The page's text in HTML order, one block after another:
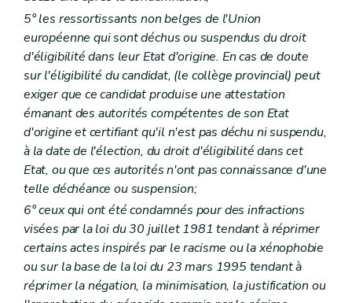
Art. 106
Art. 107
Chapitre IX De la tutelle administrative
Section première Dispositions générales– Décret du 2 avril 1998 , art. 28, 1°)
Art. 108
Art. 109
Art. 110
Art. 110bis
Section 2 De la tutelle générale sur les (centres publics d'action sociale) et les hôpitaux qui en dépendent
Art. 111
Art. 112bis
Section 3 De l'envoi d'un commissaire spécial
Art. 113
Chapitre X
Du contentieux et des actions judiciaires
Art. 114
Art. 115
Art. 115bis
Art. 115ter
Chapitre XI
Du conseil supérieur de l'aide sociale et du service d'étude
5° les ressortissants non belges de l'Union
européenne qui sont déchus ou suspendus du droit
d'éligibilité dans leur Etat d'origine. En cas de doute
sur l'éligibilité du candidat, (le collège provincial) peut
exiger que ce candidat produise une attestation
émanant des autorités compétentes de son Etat
d'origine et certifiant qu'il n'est pas déchu ni suspendu,
à la date de l'élection, du droit d'éligibilité dans cet
Etat, ou que ces autorités n'ont pas connaissance d'une
telle déchéance ou suspension;
6° ceux qui ont été condamnés pour des infractions
visées par la loi du 30 juillet 1981 tendant à réprimer
certains actes inspirés par le racisme ou la xénophobie
ou sur la base de la loi du 23 mars 1995 tendant à
réprimer la négation, la minimisation, la justification ou